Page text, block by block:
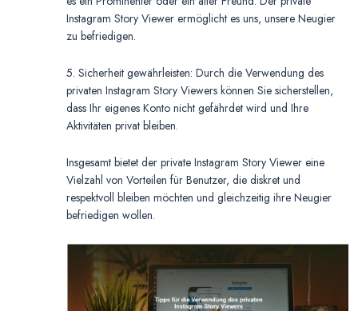
Instagram Story Viewer ermöglicht es uns, unsere Neugier
zu befriedigen.
5. Sicherheit gewährleisten: Durch die Verwendung des
privaten Instagram Story Viewers können Sie sicherstellen,
dass Ihr eigenes Konto nicht gefährdet wird und Ihre
Aktivitäten privat bleiben.
Insgesamt bietet der private Instagram Story Viewer eine
Vielzahl von Vorteilen für Benutzer, die diskret und
respektvoll bleiben möchten und gleichzeitig ihre Neugier
befriedigen wollen.